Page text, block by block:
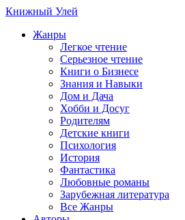
Книжный Улей
Жанры
Легкое чтение
Серьезное чтение
Книги о Бизнесе
Знания и Навыки
Дом и Дача
Хобби и Досуг
Родителям
Детские книги
Психология
История
Фантастика
Любовные романы
Зарубежная литература
Все Жанры